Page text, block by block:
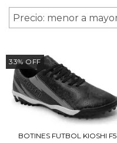
33%OFF
BOTINES FUTBOL KIOSHI F5